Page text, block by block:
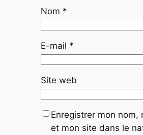
Nom *
E-mail *
Site web
Enregistrer mon nom,
et mon site dans le